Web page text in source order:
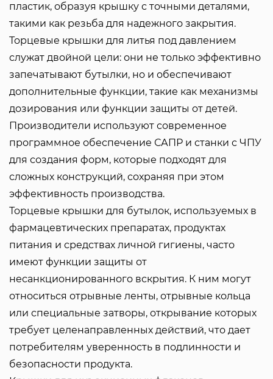
пластик, образуя крышку с точными деталями,
такими как резьба для надежного закрытия.
Торцевые крышки для литья под давлением
служат двойной цели: они не только эффективно
запечатывают бутылки, но и обеспечивают
дополнительные функции, такие как механизмы
дозирования или функции защиты от детей.
Производители используют современное
программное обеспечение САПР и станки с ЧПУ
для создания форм, которые подходят для
сложных конструкций, сохраняя при этом
эффективность производства.
Торцевые крышки для бутылок, используемых в
фармацевтических препаратах, продуктах
питания и средствах личной гигиены, часто
имеют функции защиты от
несанкционированного вскрытия. К ним могут
относиться отрывные ленты, отрывные кольца
или специальные затворы, открывание которых
требует целенаправленных действий, что дает
потребителям уверенность в подлинности и
безопасности продукта.